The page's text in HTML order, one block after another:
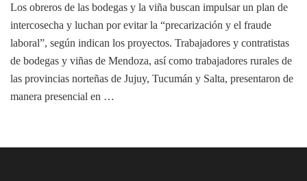
Los obreros de las bodegas y la viña buscan impulsar un plan de
intercosecha y luchan por evitar la “precarización y el fraude
laboral”, según indican los proyectos. Trabajadores y contratistas
de bodegas y viñas de Mendoza, así como trabajadores rurales de
las provincias norteñas de Jujuy, Tucumán y Salta, presentaron de
manera presencial en …